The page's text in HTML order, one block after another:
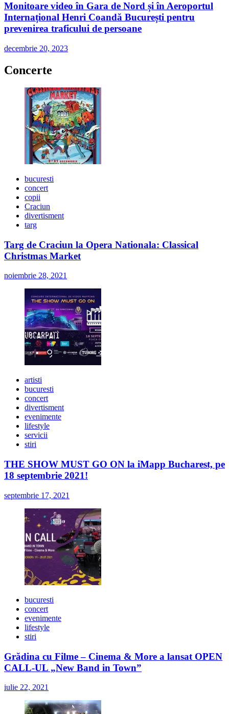
Monitoare video în Gara de Nord și în Aeroportul
Internațional Henri Coandă București pentru
prevenirea traficului de persoane
decembrie 20, 2023
Concerte
bucuresti
concert
copii
Craciun
divertisment
targ
Targ de Craciun la Opera Nationala: Classical
Christmas Market
noiembrie 28, 2021
artisti
bucuresti
concert
divertisment
evenimente
lifestyle
servicii
stiri
THE SHOW MUST GO ON la iMapp Bucharest, pe
18 septembrie 2021!
septembrie 17, 2021
bucuresti
concert
evenimente
lifestyle
stiri
Grădina cu Filme – Cinema & More a lansat OPEN
CALL-UL „New Band in Town”
iulie 22, 2021